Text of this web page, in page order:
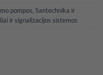
pompos, Santechnika ir
ir signalizacijos sistemos